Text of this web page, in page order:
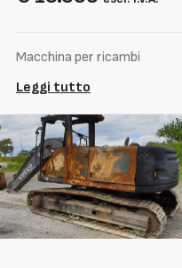
Macchina per ricambi
Leggi tutto